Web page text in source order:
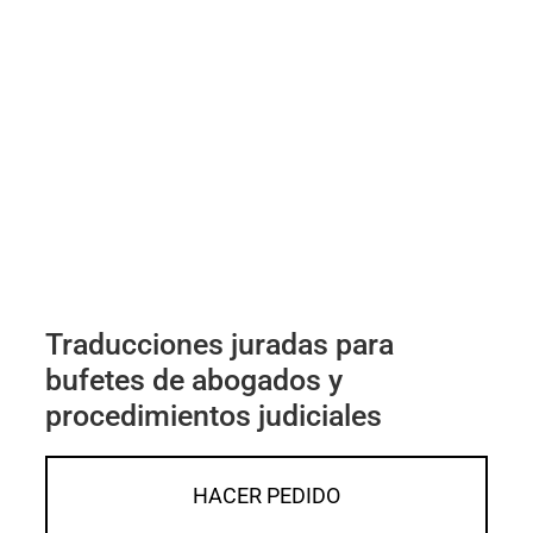
Traducciones juradas para
bufetes de abogados y
procedimientos judiciales
HACER PEDIDO